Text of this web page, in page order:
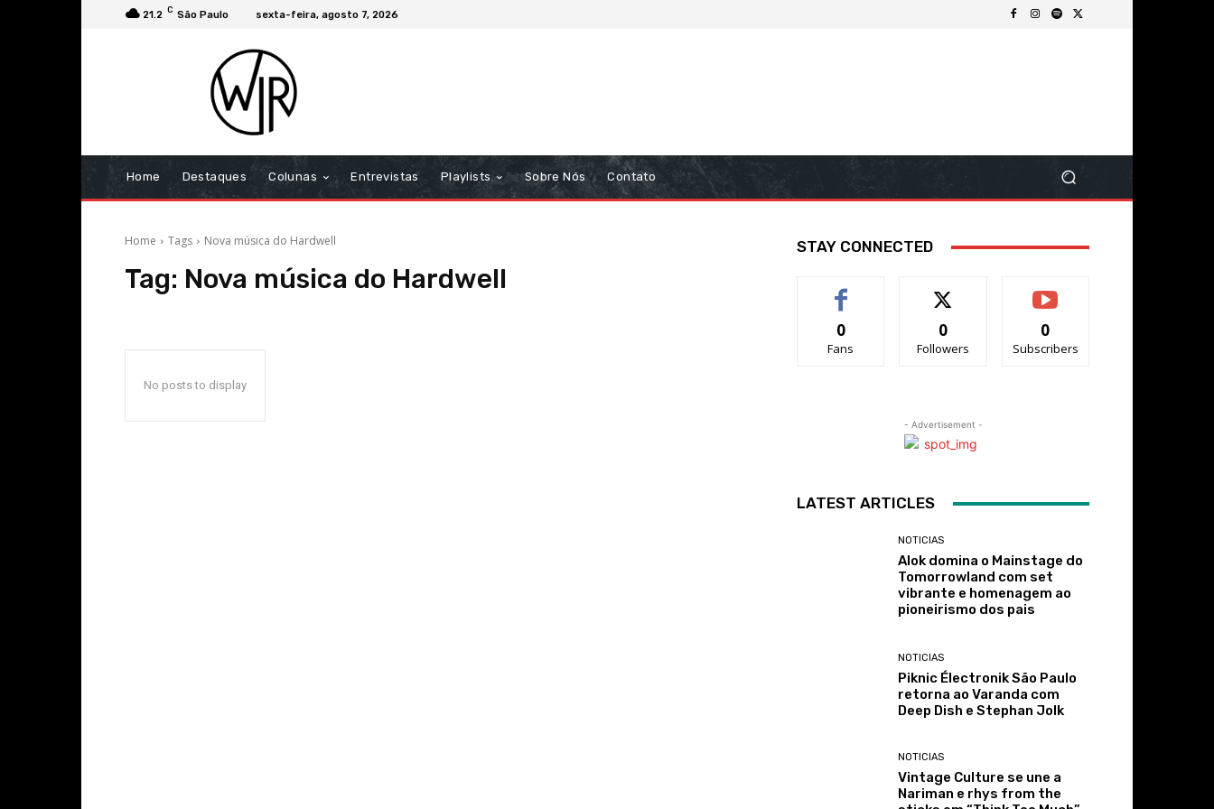
21.2 C São Paulo sexta-feira, agosto 7, 2026
Home Destaques Colunas Entrevistas Playlists Sobre Nós Contato
Home Tags Nova música do Hardwell
Tag: Nova música do Hardwell
No posts to display
STAY CONNECTED
0
Fans
0
Followers
0
Subscribers
- Advertisement -
LATEST ARTICLES
NOTICIAS
Alok domina o Mainstage do
Tomorrowland com set
vibrante e homenagem ao
pioneirismo dos pais
NOTICIAS
Piknic Électronik São Paulo
retorna ao Varanda com
Deep Dish e Stephan Jolk
NOTICIAS
Vintage Culture se une a
Nariman e rhys from the